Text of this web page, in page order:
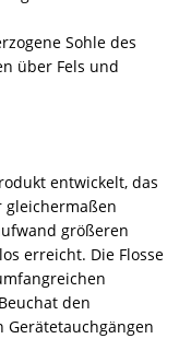
Sohle des
über Fels und
entwickelt, das
gleichermaßen
größeren
erreicht. Die Flosse
den